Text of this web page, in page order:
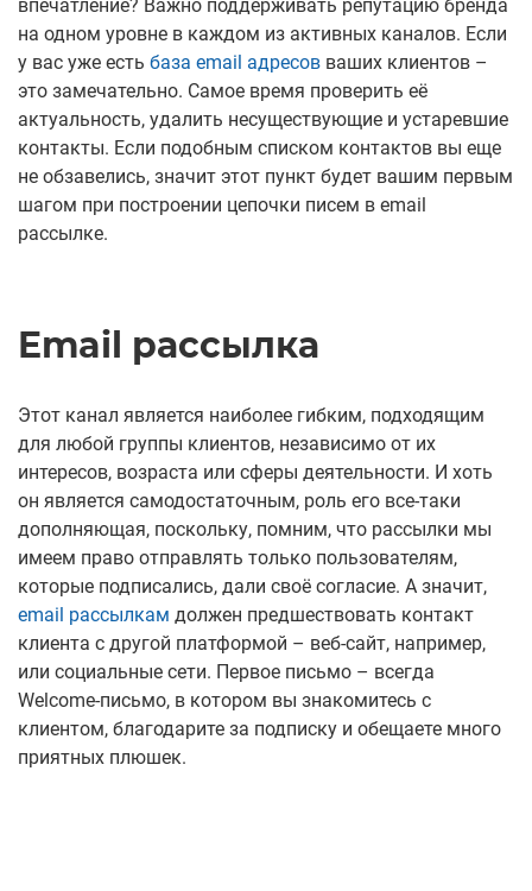
впечатление? Важно поддерживать репутацию бренда
на одном уровне в каждом из активных каналов. Если
у вас уже есть база email адресов ваших клиентов –
это замечательно. Самое время проверить её
актуальность, удалить несуществующие и устаревшие
контакты. Если подобным списком контактов вы еще
не обзавелись, значит этот пункт будет вашим первым
шагом при построении цепочки писем в email
рассылке.
Email рассылка
Этот канал является наиболее гибким, подходящим
для любой группы клиентов, независимо от их
интересов, возраста или сферы деятельности. И хоть
он является самодостаточным, роль его все-таки
дополняющая, поскольку, помним, что рассылки мы
имеем право отправлять только пользователям,
которые подписались, дали своё согласие. А значит,
email рассылкам должен предшествовать контакт
клиента с другой платформой – веб-сайт, например,
или социальные сети. Первое письмо – всегда
Welcome-письмо, в котором вы знакомитесь с
клиентом, благодарите за подписку и обещаете много
приятных плюшек.